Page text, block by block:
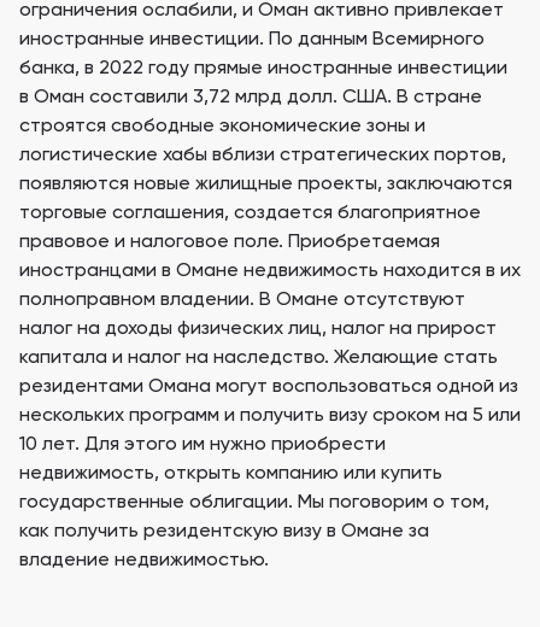
ограничения ослабили, и Оман активно привлекает
иностранные инвестиции. По данным Всемирного
банка, в 2022 году прямые иностранные инвестиции
в Оман составили 3,72 млрд долл. США. В стране
строятся свободные экономические зоны и
логистические хабы вблизи стратегических портов,
появляются новые жилищные проекты, заключаются
торговые соглашения, создается благоприятное
правовое и налоговое поле. Приобретаемая
иностранцами в Омане недвижимость находится в их
полноправном владении. В Омане отсутствуют
налог на доходы физических лиц, налог на прирост
капитала и налог на наследство. Желающие стать
резидентами Омана могут воспользоваться одной из
нескольких программ и получить визу сроком на 5 или
10 лет. Для этого им нужно приобрести
недвижимость, открыть компанию или купить
государственные облигации. Мы поговорим о том,
как получить резидентскую визу в Омане за
владение недвижимостью.